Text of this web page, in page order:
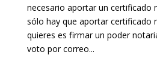
necesario aportar un certificado
sólo hay que aportar certificado
quieres es firmar un poder
voto por correo...